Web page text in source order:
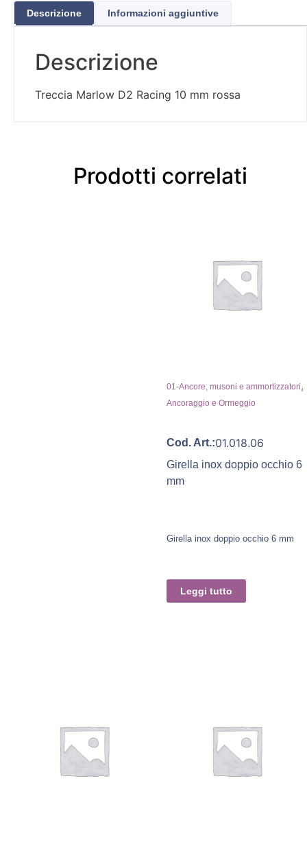
Descrizione Informazioni aggiuntive
Descrizione
Treccia Marlow D2 Racing 10 mm rossa
Prodotti correlati
01-Ancore, musoni e ammortizzatori,
Ancoraggio e Ormeggio
Cod. Art.:01.018.06
Girella inox doppio occhio 6
mm
Girella inox doppio occhio 6 mm
Leggi tutto